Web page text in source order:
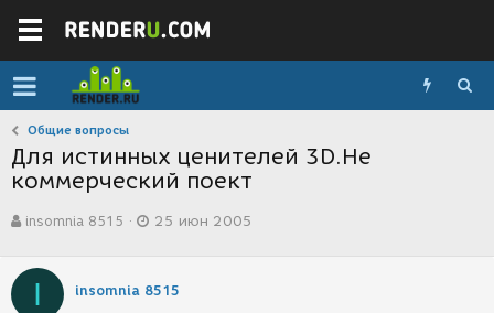
Общие вопросы
Для истинных ценителей 3D.Не
коммерческий поект
в
о
insomnia 8515
а
с
25 июн 2005
I insomnia 8515